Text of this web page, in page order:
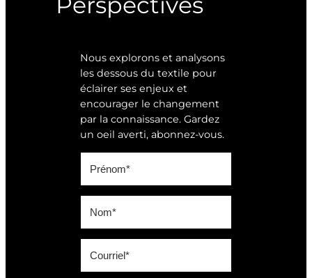
Nous explorons et analysons
les dessous du textile pour
éclairer ses enjeux et
encourager le changement
par la connaissance. Gardez
un oeil averti, abonnez-vous.